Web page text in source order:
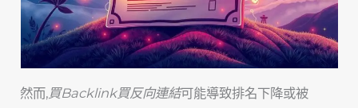
然而,買Backlink買反向連結可能導致排名下降或被